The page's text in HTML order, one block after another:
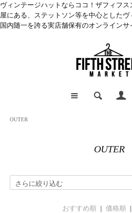
ヴィンテージハットならココ！ザフィフ
屋にある、ステットソン等を中心とした
国内随一を誇る実店舗保有のオンラインサ
OUTER
OUTER
おすすめ順 価格順